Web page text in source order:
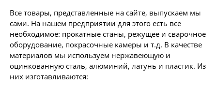
Все товары, представленные на сайте, выпускаем мы
сами. На нашем предприятии для этого есть все
необходимое: прокатные станы, режущее и сварочное
оборудование, покрасочные камеры и т.д. В качестве
материалов мы используем нержавеющую и
оцинкованную сталь, алюминий, латунь и пластик. Из
них изготавливаются: